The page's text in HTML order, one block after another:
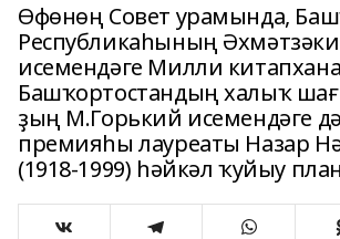
Өфөнөң Совет урамында,
Республикаһының
исемендәге Милли
Башҡортостандың халыҡ
ҙың М.Горький исемендәге
премияһы лауреаты Назар
(1918-1999) һәйкәл ҡуйыу